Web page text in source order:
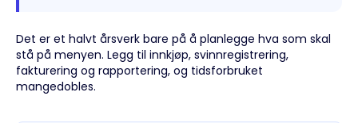
Det er et halvt årsverk bare på å planlegge hva som skal
stå på menyen. Legg til innkjøp, svinnregistrering,
fakturering og rapportering, og tidsforbruket
mangedobles.